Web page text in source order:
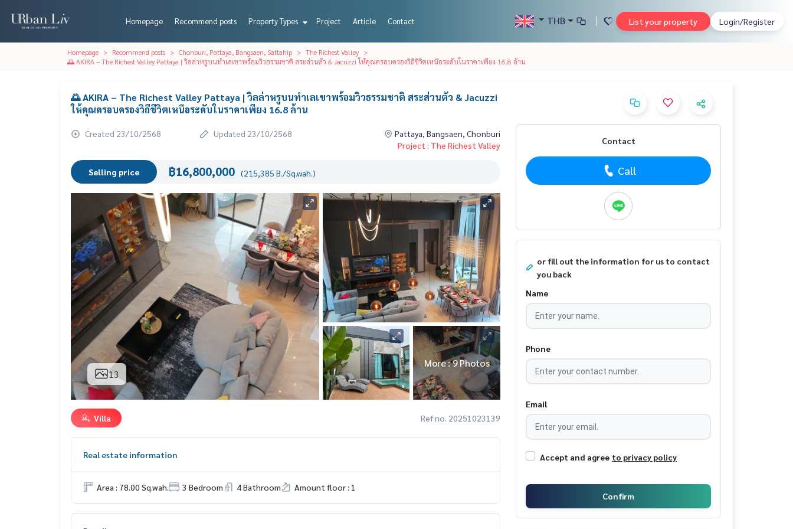
Homepage Recommend posts Property Types Project Article Contact THB List your property Login/Register
Homepage Recommend posts Chonburi, Pattaya, Bangsaen, Sattahip
The Richest Valley
🌅 AKIRA – The Richest Valley Pattaya | วิลล่าหรูบนทำเลเขาพร้อมวิวธรรมชาติ สระส่วนตัว & Jacuzzi ให้คุณครอบครองวิถีชีวิตเหนือระดับในราคาเพียง 16.8 ล้าน
🌅 AKIRA – The Richest Valley Pattaya | วิลล่าหรูบนทำเลเขาพร้อมวิวธรรมชาติ สระส่วนตัว & Jacuzzi
ให้คุณครอบครองวิถีชีวิตเหนือระดับในราคาเพียง 16.8 ล้าน
Created 23/10/2568 Updated 23/10/2568
Pattaya, Bangsaen, Chonburi
Project : The Richest Valley
Selling price ฿16,800,000 (215,385 B./Sq.wah.)
13
More : 9 Photos
Villa Ref no. 20251023139
Real estate information
Area : 78.00 Sq.wah. 3 Bedroom 4 Bathroom Amount floor : 1
Contact
Call
or fill out the information for us to contact
you back
Name
Phone
Email
Accept and agree to privacy policy
Confirm